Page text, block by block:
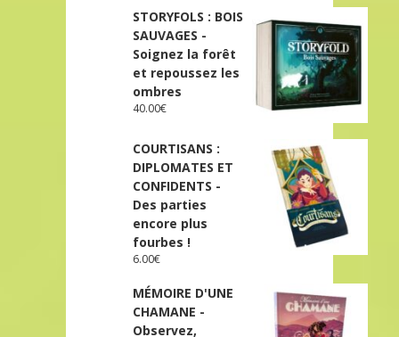
STORYFOLS : BOIS
SAUVAGES -
Soignez la forêt
et repoussez les
ombres
40.00€
COURTISANS :
DIPLOMATES ET
CONFIDENTS -
Des parties
encore plus
fourbes !
6.00€
MÉMOIRE D'UNE
CHAMANE -
Observez,